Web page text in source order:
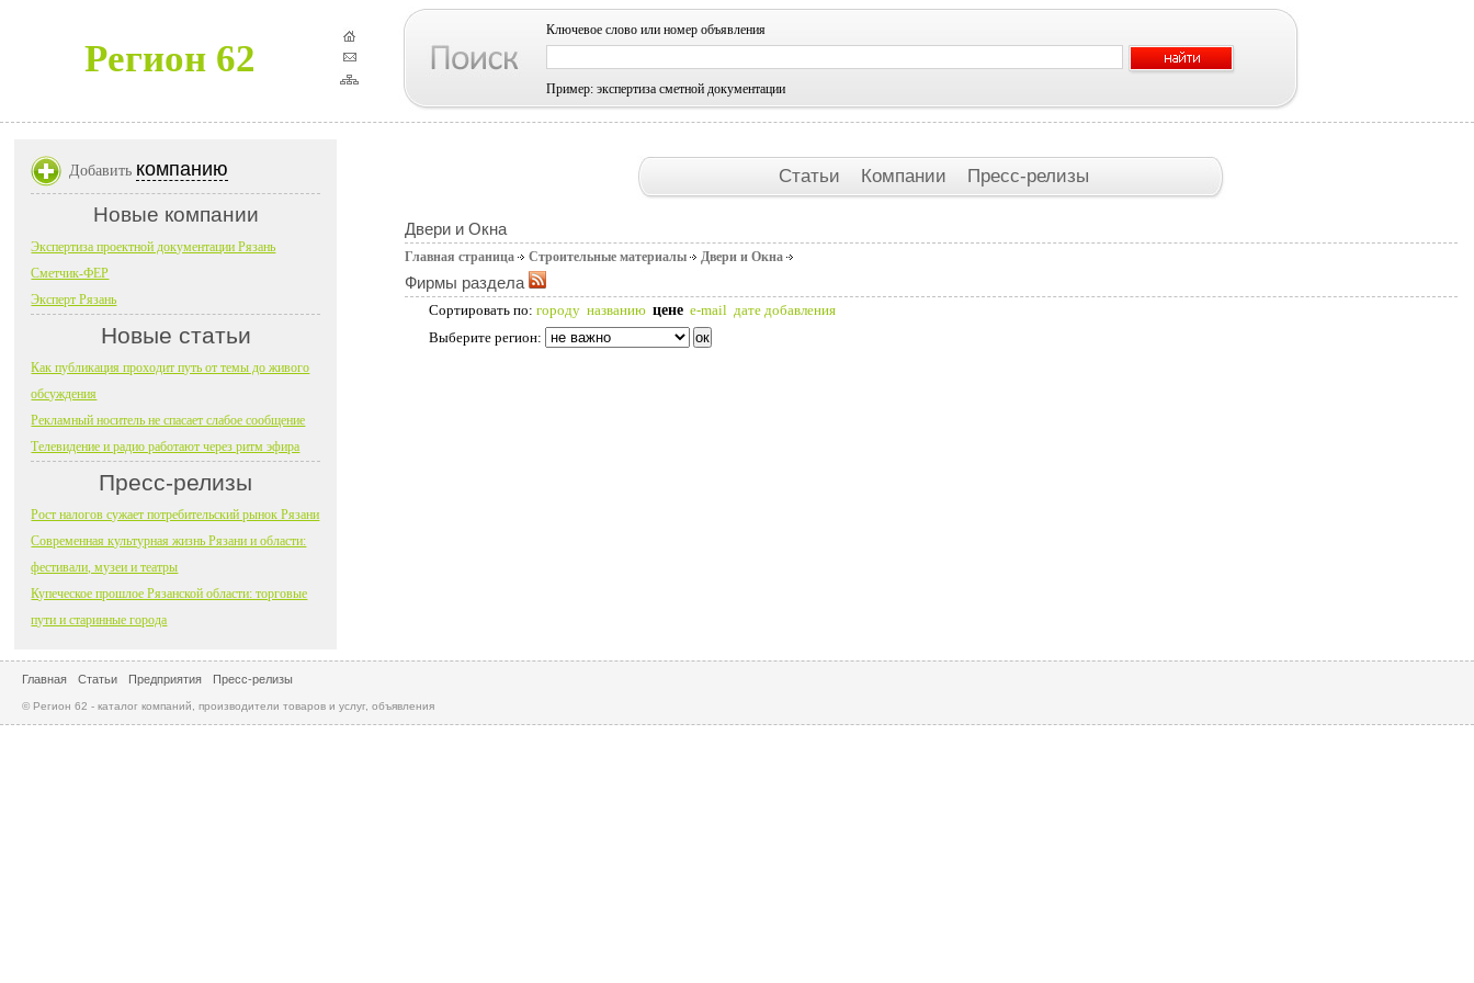
Регион 62
Ключевое слово или номер объявления
Пример: экспертиза сметной документации
Статьи Компании Пресс-релизы
Двери и Окна
Главная страница Строительные материалы Двери и Окна
Фирмы раздела
Сортировать по: городу названию цене e-mail дате добавления
Выберите регион:
Добавить компанию
Новые компании
Экспертиза проектной документации Рязань
Сметчик-ФЕР
Эксперт Рязань
Новые статьи
Как публикация проходит путь от темы до живого
обсуждения
Рекламный носитель не спасает слабое сообщение
Телевидение и радио работают через ритм эфира
Пресс-релизы
Рост налогов сужает потребительский рынок Рязани
Современная культурная жизнь Рязани и области:
фестивали, музеи и театры
Купеческое прошлое Рязанской области: торговые
пути и старинные города
Главная Статьи Предприятия Пресс-релизы
© Регион 62 - каталог компаний, производители товаров и услуг, объявления